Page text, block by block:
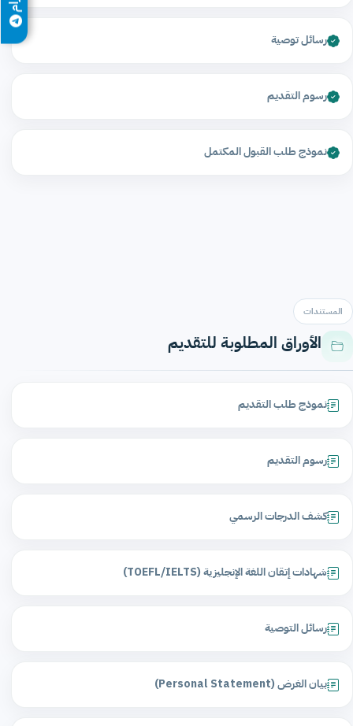
رسائل توصية
رسوم التقديم
نموذج طلب القبول المكتمل
المستندات
الأوراق المطلوبة للتقديم
نموذج طلب التقديم
رسوم التقديم
كشف الدرجات الرسمي
شهادات إتقان اللغة الإنجليزية (TOEFL/IELTS)
رسائل التوصية
بيان الغرض (Personal Statement)